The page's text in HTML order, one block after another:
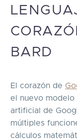
BARD
El corazón de
el nuevo modelo
artificial de
múltiples
cálculos